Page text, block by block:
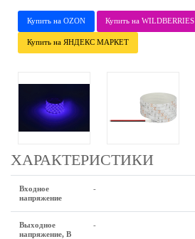
Купить на OZON Купить на WILDBERRIES
Купить на ЯНДЕКС МАРКЕТ
ХАРАКТЕРИСТИКИ
Входное
напряжение
-
Выходное
напряжение, В
-